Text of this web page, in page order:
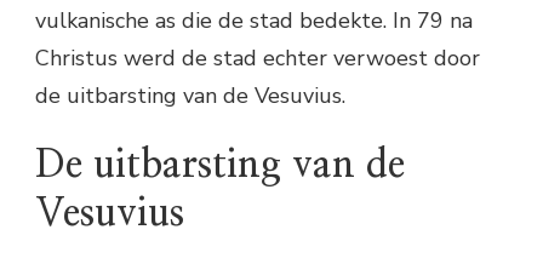
vulkanische as die de stad bedekte. In 79 na
Christus werd de stad echter verwoest door
de uitbarsting van de Vesuvius.
De uitbarsting van de
Vesuvius